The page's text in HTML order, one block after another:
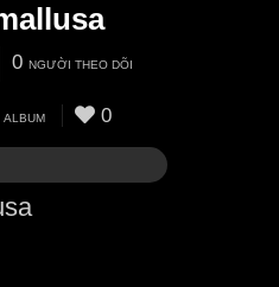
0 NGƯỜI THEO DÕI
ALBUM 0